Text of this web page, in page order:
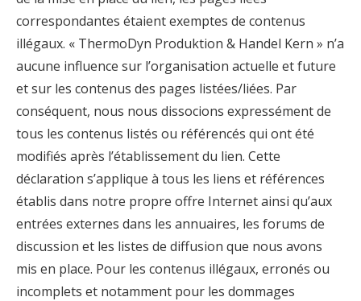
correspondantes étaient exemptes de contenus
illégaux. « ThermoDyn Produktion & Handel Kern » n’a
aucune influence sur l’organisation actuelle et future
et sur les contenus des pages listées/liées. Par
conséquent, nous nous dissocions expressément de
tous les contenus listés ou référencés qui ont été
modifiés après l’établissement du lien. Cette
déclaration s’applique à tous les liens et références
établis dans notre propre offre Internet ainsi qu’aux
entrées externes dans les annuaires, les forums de
discussion et les listes de diffusion que nous avons
mis en place. Pour les contenus illégaux, erronés ou
incomplets et notamment pour les dommages